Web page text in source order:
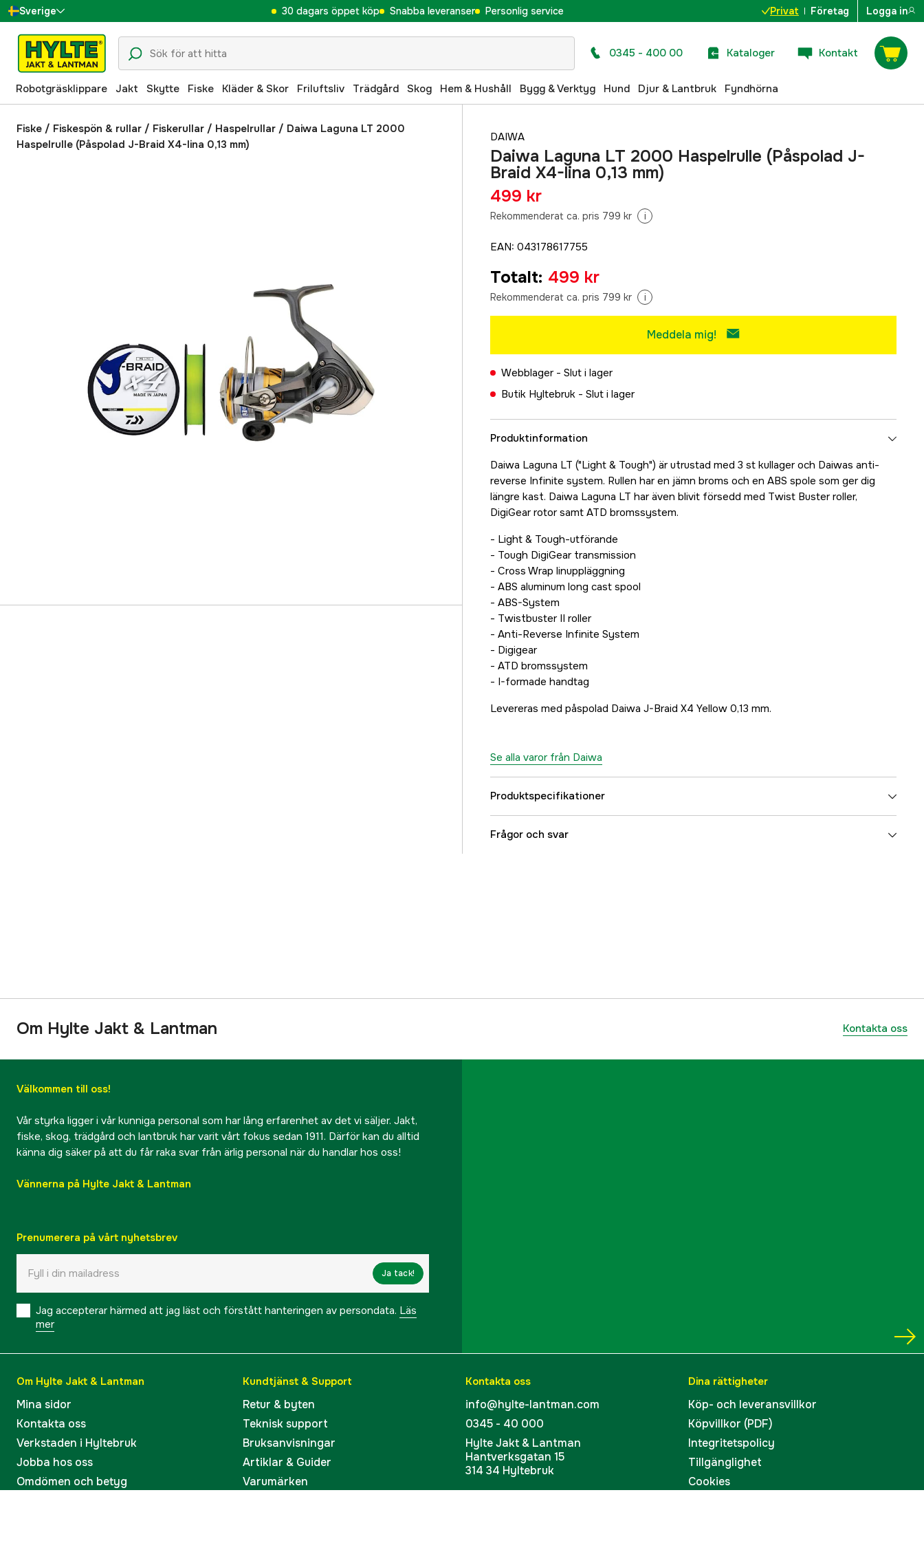
Sverige
Danmark
Suomi
Norge
Deutschland
30 dagars öppet köp Snabba leveranser Personlig service Privat Företag Logga in
0345 - 400 00 Kataloger Kontakt
Robotgräsklippare Jakt Skytte Fiske Kläder & Skor Friluftsliv Trädgård Skog Hem & Hushåll Bygg & Verktyg Hund Djur & Lantbruk Fyndhörna
Fiske / Fiskespön & rullar / Fiskerullar / Haspelrullar / Daiwa Laguna LT 2000
Haspelrulle (Påspolad J-Braid X4-lina 0,13 mm)
DAIWA
Daiwa Laguna LT 2000 Haspelrulle (Påspolad J-
Braid X4-lina 0,13 mm)
499 kr
Rekommenderat ca. pris 799 kr i
EAN: 043178617755
Totalt: 499 kr
Rekommenderat ca. pris 799 kr i
Meddela mig!
Webblager - Slut i lager
Butik Hyltebruk - Slut i lager
Produktinformation
Daiwa Laguna LT ("Light & Tough") är utrustad med 3 st kullager och Daiwas anti-
reverse Infinite system. Rullen har en jämn broms och en ABS spole som ger dig
längre kast. Daiwa Laguna LT har även blivit försedd med Twist Buster roller,
DigiGear rotor samt ATD bromssystem.
- Light & Tough-utförande
- Tough DigiGear transmission
- Cross Wrap linuppläggning
- ABS aluminum long cast spool
- ABS-System
- Twistbuster II roller
- Anti-Reverse Infinite System
- Digigear
- ATD bromssystem
- I-formade handtag
Levereras med påspolad Daiwa J-Braid X4 Yellow 0,13 mm.
Se alla varor från Daiwa
Produktspecifikationer
Vikt (g)
Fram
Frågor och svar
Om Hylte Jakt & Lantman Kontakta oss
Välkommen till oss!
Vår styrka ligger i vår kunniga personal som har lång erfarenhet av det vi säljer. Jakt,
fiske, skog, trädgård och lantbruk har varit vårt fokus sedan 1911. Därför kan du alltid
känna dig säker på att du får raka svar från ärlig personal när du handlar hos oss!
Vännerna på Hylte Jakt & Lantman
Prenumerera på vårt nyhetsbrev
Ja tack!
Jag accepterar härmed att jag läst och förstått hanteringen av persondata. Läs
mer
Om Hylte Jakt & Lantman
Mina sidor
Kontakta oss
Verkstaden i Hyltebruk
Jobba hos oss
Omdömen och betyg
Kundtjänst & Support
Retur & byten
Teknisk support
Bruksanvisningar
Artiklar & Guider
Varumärken
Kontakta oss
info@hylte-lantman.com
0345 - 40 000
Hylte Jakt & Lantman
Hantverksgatan 15
314 34 Hyltebruk
Dina rättigheter
Köp- och leveransvillkor
Köpvillkor (PDF)
Integritetspolicy
Tillgänglighet
Cookies